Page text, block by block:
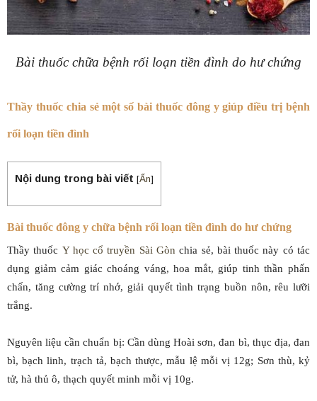
Bài thuốc chữa bệnh rối loạn tiền đình do hư chứng
Thầy thuốc chia sẻ một số bài thuốc đông y giúp điều trị bệnh
rối loạn tiền đình
Nội dung trong bài viết [Ẩn]
Bài thuốc đông y chữa bệnh rối loạn tiền đình do hư chứng
Thầy thuốc Y học cổ truyền Sài Gòn chia sẻ, bài thuốc này có tác
dụng giảm cảm giác choáng váng, hoa mắt, giúp tinh thần phấn
chấn, tăng cường trí nhớ, giải quyết tình trạng buồn nôn, rêu lưỡi
trắng.
Nguyên liệu cần chuẩn bị: Cần dùng Hoài sơn, đan bì, thục địa, đan
bì, bạch linh, trạch tả, bạch thược, mẫu lệ mỗi vị 12g; Sơn thù, kỷ
tử, hà thủ ô, thạch quyết minh mỗi vị 10g.